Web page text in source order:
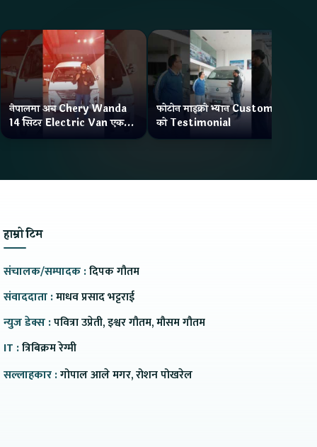
नेपालमा अब Chery Wanda
14 सिटर Electric Van एक
Charge मा दिन्छ 300KM
फोटोन माइक्रो भ्यान Customer
को Testimonial
हाम्रो टिम
संचालक/सम्पादक :दिपक गौतम
संवाददाता :माधव प्रसाद भट्टराई
न्युज डेक्स :पवित्रा उप्रेती, इश्वर गौतम, मौसम गौतम
IT :त्रिबिक्रम रेग्मी
सल्लाहकार :गोपाल आले मगर, रोशन पोखरेल